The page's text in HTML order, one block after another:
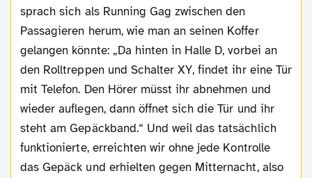
sprach sich als Running Gag zwischen den
Passagieren herum, wie man an seinen Koffer
gelangen könnte: „Da hinten in Halle D, vorbei an
den Rolltreppen und Schalter XY, findet ihr eine Tür
mit Telefon. Den Hörer müsst ihr abnehmen und
wieder auflegen, dann öffnet sich die Tür und ihr
steht am Gepäckband.“ Und weil das tatsächlich
funktionierte, erreichten wir ohne jede Kontrolle
das Gepäck und erhielten gegen Mitternacht, also